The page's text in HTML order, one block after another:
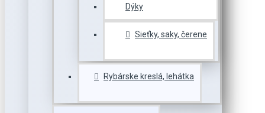
Dýky
Sieťky, saky, čerene
Rybárske kreslá, lehátka